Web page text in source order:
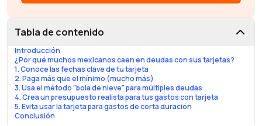
Tabla de contenido
Introducción
¿Por qué muchos mexicanos caen en deudas con sus tarjetas?
1. Conoce las fechas clave de tu tarjeta
2. Paga más que el mínimo (mucho más)
3. Usa el método "bola de nieve" para múltiples deudas
4. Crea un presupuesto realista para tus gastos con tarjeta
5. Evita usar la tarjeta para gastos de corta duración
Conclusión